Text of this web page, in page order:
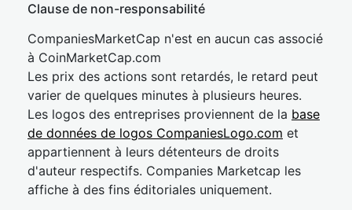
Clause de non-responsabilité
CompaniesMarketCap n'est en aucun cas associé
à CoinMarketCap.com
Les prix des actions sont retardés, le retard peut
varier de quelques minutes à plusieurs heures.
Les logos des entreprises proviennent de la base
de données de logos CompaniesLogo.com et
appartiennent à leurs détenteurs de droits
d'auteur respectifs. Companies Marketcap les
affiche à des fins éditoriales uniquement.